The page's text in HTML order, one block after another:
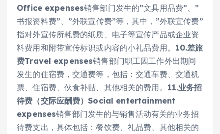
Office expenses销售部门发生的”文具用品费”、”
书报资料费”、”外联宣传费”等，其中，”外联宣传费”
指对外宣传所耗费的纸质、电子等宣传产品或企业资
料费用和附带宣传标识或内容的小礼品费用。 10.差旅
费Travel expenses销售部门职工因工作外出期间
发生的住宿费，交通费等，包括：交通车费、交通机
票、住宿费、伙食补贴、其他相关的费用。 11.业务招
待费（交际应酬费）Social entertainment
expenses销售部门发生的与销售活动有关的业务招
待费支出，具体包括：餐饮费、礼品费、其他相关的